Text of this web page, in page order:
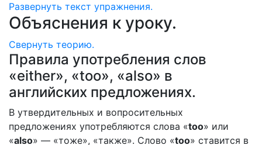
Развернуть текст упражнения.
Объяснения к уроку.
Свернуть теорию.
Правила употребления слов
«either», «too», «also» в
английских предложениях.
В утвердительных и вопросительных
предложениях употребляются слова «too» или
«also» — «тоже», «также». Слово «too» ставится в